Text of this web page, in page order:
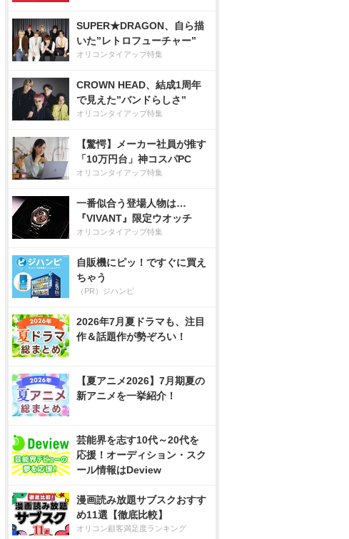
SUPER★DRAGON、自ら描
いた”レトロフューチャー”
オリコンタイアップ特集
CROWN HEAD、結成1周年
で見えた”バンドらしさ”
オリコンタイアップ特集
【驚愕】メーカー社員が推す
「10万円台」神コスパPC
オリコンタイアップ特集
一番似合う登場人物は…
『VIVANT』限定ウオッチ
オリコンタイアップ特集
自販機にピッ！ですぐに買え
ちゃう
（PR）ジハンピ
2026年7月夏ドラマも、注目
作＆話題作が勢ぞろい！
【夏アニメ2026】7月期夏の
新アニメを一挙紹介！
芸能界を志す10代～20代を
応援！オーディション・スク
ール情報はDeview
漫画読み放題サブスクおすす
め11選【徹底比較】
オリコン顧客満足度ランキング